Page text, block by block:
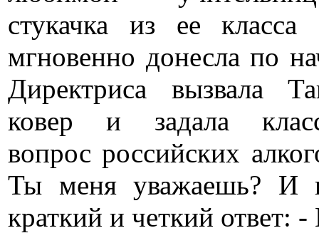
стукачка из ее
мгновенно донесла по
Директриса вызвала
ковер и задала
вопрос российских
Ты меня уважаешь? И
краткий и четкий ответ: